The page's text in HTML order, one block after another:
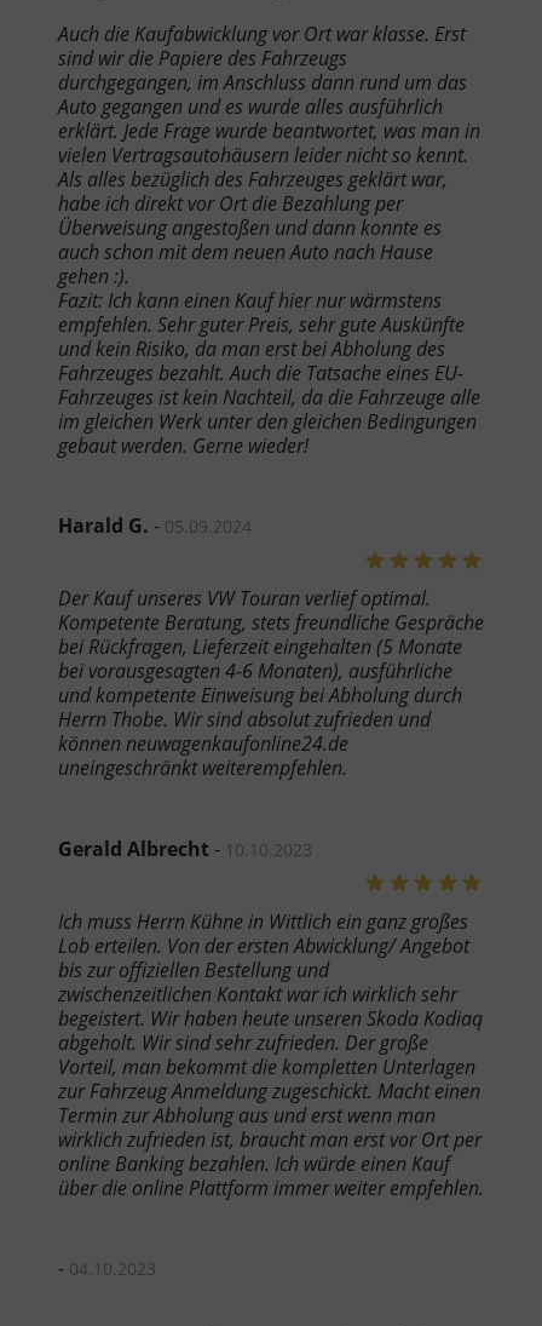
Auch die Kaufabwicklung vor Ort war klasse. Erst
sind wir die Papiere des Fahrzeugs
durchgegangen, im Anschluss dann rund um das
Auto gegangen und es wurde alles ausführlich
erklärt. Jede Frage wurde beantwortet, was man in
vielen Vertragsautohäusern leider nicht so kennt.
Als alles bezüglich des Fahrzeuges geklärt war,
habe ich direkt vor Ort die Bezahlung per
Überweisung angestoßen und dann konnte es
auch schon mit dem neuen Auto nach Hause
gehen :).
Fazit: Ich kann einen Kauf hier nur wärmstens
empfehlen. Sehr guter Preis, sehr gute Auskünfte
und kein Risiko, da man erst bei Abholung des
Fahrzeuges bezahlt. Auch die Tatsache eines EU-
Fahrzeuges ist kein Nachteil, da die Fahrzeuge alle
im gleichen Werk unter den gleichen Bedingungen
gebaut werden. Gerne wieder!
Harald G. - 05.09.2024
Der Kauf unseres VW Touran verlief optimal.
Kompetente Beratung, stets freundliche Gespräche
bei Rückfragen, Lieferzeit eingehalten (5 Monate
bei vorausgesagten 4-6 Monaten), ausführliche
und kompetente Einweisung bei Abholung durch
Herrn Thobe. Wir sind absolut zufrieden und
können neuwagenkaufonline24.de
uneingeschränkt weiterempfehlen.
Gerald Albrecht - 10.10.2023
Ich muss Herrn Kühne in Wittlich ein ganz großes
Lob erteilen. Von der ersten Abwicklung/ Angebot
bis zur offiziellen Bestellung und
zwischenzeitlichen Kontakt war ich wirklich sehr
begeistert. Wir haben heute unseren Skoda Kodiaq
abgeholt. Wir sind sehr zufrieden. Der große
Vorteil, man bekommt die kompletten Unterlagen
zur Fahrzeug Anmeldung zugeschickt. Macht einen
Termin zur Abholung aus und erst wenn man
wirklich zufrieden ist, braucht man erst vor Ort per
online Banking bezahlen. Ich würde einen Kauf
über die online Plattform immer weiter empfehlen.
- 04.10.2023